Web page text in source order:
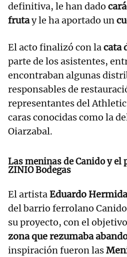
definitiva, le han dado
frutay le ha aportado un
El acto finalizó con lacata
parte de los asistentes,
encontraban algunas
responsables de
representantes del
caras conocidas como la
Oiarzabal.
Las meninas de Canido y el
ZINIO Bodegas
El artistaEduardo
del barrio ferrolano
su proyecto, con el
zona que rezumaba
inspiración fueron las